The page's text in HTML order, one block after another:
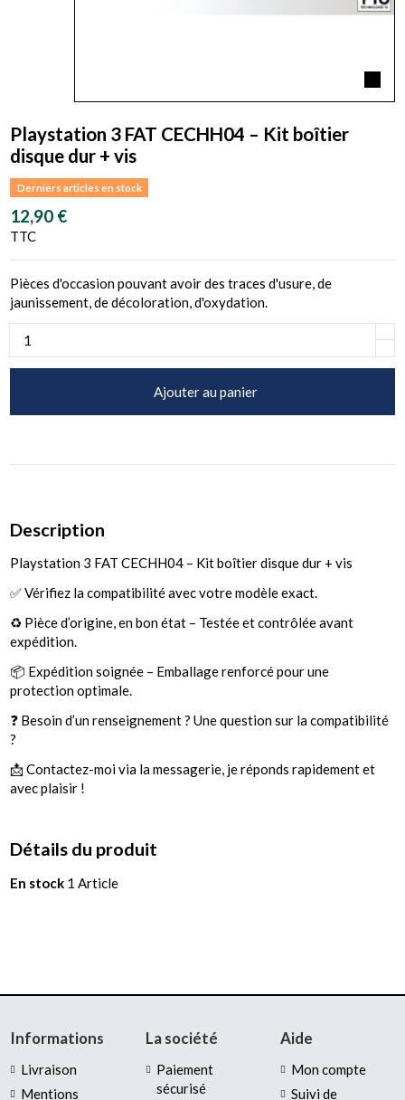
Playstation 3 FAT CECHH04 – Kit boîtier
disque dur + vis
Derniers articles en stock
12,90 €
TTC
Pièces d'occasion pouvant avoir des traces d'usure, de
jaunissement, de décoloration, d'oxydation.
Ajouter au panier
Description
Playstation 3 FAT CECHH04 – Kit boîtier disque dur + vis
✅ Vérifiez la compatibilité avec votre modèle exact.
♻️ Pièce d’origine, en bon état – Testée et contrôlée avant
expédition.
📦 Expédition soignée – Emballage renforcé pour une
protection optimale.
❓ Besoin d’un renseignement ? Une question sur la compatibilité
?
📩 Contactez-moi via la messagerie, je réponds rapidement et
avec plaisir !
Détails du produit
En stock 1 Article
Informations
Livraison
Mentions
La société
Paiement
sécurisé
Aide
Mon compte
Suivi de